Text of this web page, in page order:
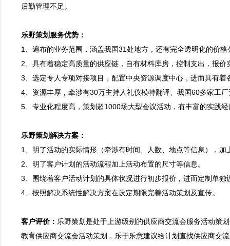
后勤管理不足。
乐野策划服务优势：
1、遍布的业务范围，涵盖我国31处地方，还有完全透明化的价
2、具有着稳定高质量的供应链，自有材料库房，控制支出，报价
3、选定专人专项对接项目，配置中央资源调度中心，进而具有
4、资源丰厚，牵涉有30万主持人礼仪模特翻译、我国60多家工
5、专业化程度高，策划超1000场大型会议活动，有丰富的实践
乐野策划解决方案：
1、明了活动的实际情形（牵涉有时间、人数、地点等信息），加
2、明了客户计划的活动流程加上活动布置的尺寸等信息。
3、围绕着客户活动计划的具体状况进行初步报价，进而定制单独
4、按照解决系统性解决方案在设定期限完善活动策划及宣传。
客户评价： 乐野策划是处于上游级别的供应商交流会服务活动策
教育供应商交流会活动策划，乐于乐意建议给计划查找供应商交